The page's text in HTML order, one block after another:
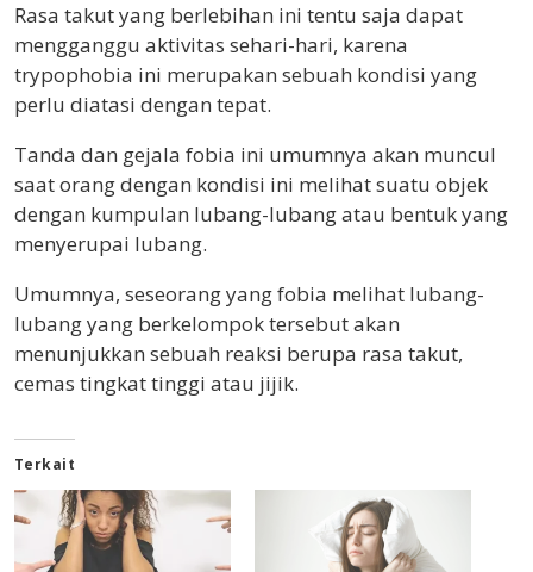
Rasa takut yang berlebihan ini tentu saja dapat
mengganggu aktivitas sehari-hari, karena
trypophobia ini merupakan sebuah kondisi yang
perlu diatasi dengan tepat.
Tanda dan gejala fobia ini umumnya akan muncul
saat orang dengan kondisi ini melihat suatu objek
dengan kumpulan lubang-lubang atau bentuk yang
menyerupai lubang.
Umumnya, seseorang yang fobia melihat lubang-
lubang yang berkelompok tersebut akan
menunjukkan sebuah reaksi berupa rasa takut,
cemas tingkat tinggi atau jijik.
Terkait